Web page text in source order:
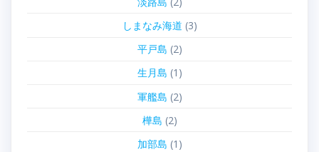
しまなみ海道 (3)
平戸島 (2)
生月島 (1)
軍艦島 (2)
樺島 (2)
加部島 (1)